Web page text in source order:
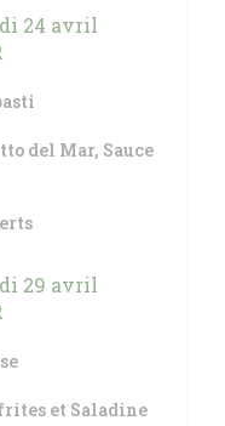
24 avril
del Mar, Sauce
29 avril
et Saladine